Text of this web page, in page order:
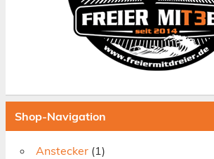
Shop-Navigation
Anstecker (1)